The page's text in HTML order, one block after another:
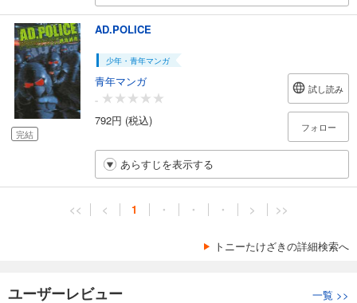
完結
AD.POLICE
少年・青年マンガ
青年マンガ
-
792円 (税込)
試し読み
フォロー
あらすじを表示する
<< < 1 ・ ・ ・ > >>
トニーたけざきの詳細検索へ
ユーザーレビュー 一覧 >>